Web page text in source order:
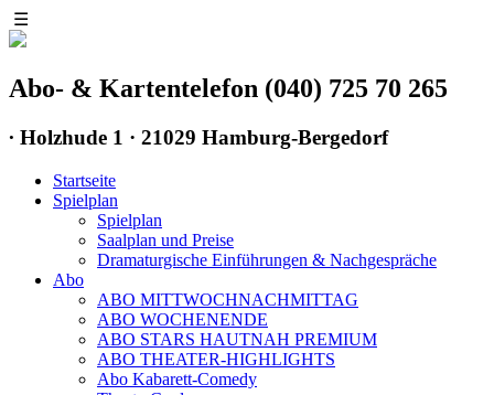
☰
Abo- & Kartentelefon (040) 725 70 265
∙ Holzhude 1 · 21029 Hamburg-Bergedorf
Startseite
Spielplan
Spielplan
Saalplan und Preise
Dramaturgische Einführungen & Nachgespräche
Abo
ABO MITTWOCHNACHMITTAG
ABO WOCHENENDE
ABO STARS HAUTNAH PREMIUM
ABO THEATER-HIGHLIGHTS
Abo Kabarett-Comedy